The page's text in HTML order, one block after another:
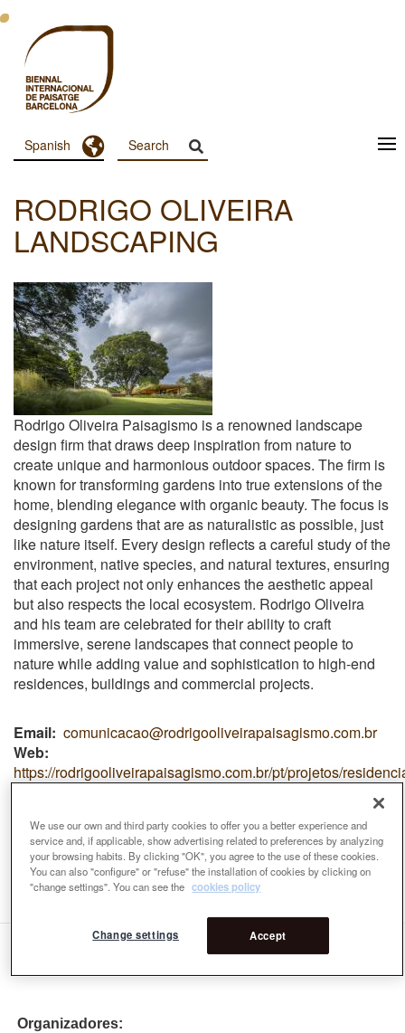
Pasar
contenido
principal
Menu
Principal
Dashboard
Spanish Toggle Dropdown
RODRIGO OLIVEIRA
LANDSCAPING
Rodrigo Oliveira Paisagismo is a renowned landscape
design firm that draws deep inspiration from nature to
create unique and harmonious outdoor spaces. The firm is
known for transforming gardens into true extensions of the
home, blending elegance with organic beauty. The focus is
designing gardens that are as naturalistic as possible, just
like nature itself. Every design reflects a careful study of the
environment, native species, and natural textures, ensuring
that each project not only enhances the aesthetic appeal
but also respects the local ecosystem. Rodrigo Oliveira
and his team are celebrated for their ability to craft
immersive, serene landscapes that connect people to
nature while adding value and sophistication to high-end
residences, buildings and commercial projects.
Email comunicacao@rodrigooliveirapaisagismo.com.br
Web
https://rodrigooliveirapaisagismo.com.br/pt/projetos/
Equipo internacional biennal
Premio Escuelas de Paisaje: Jurado Internacional
Premio Rosa Barba: Jurado Internacional
Organizadores:
We use our own and third party cookies to offer you a better experience and
service and, if applicable, show advertising related to preferences by analyzing
your browsing habits. By clicking "OK", you agree to the use of these cookies.
You can also "configure" or "refuse" the installation of cookies by clicking on
"change settings". You can see the cookies policy
Accept
Change settings